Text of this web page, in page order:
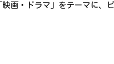
・ドラマ」をテーマに、